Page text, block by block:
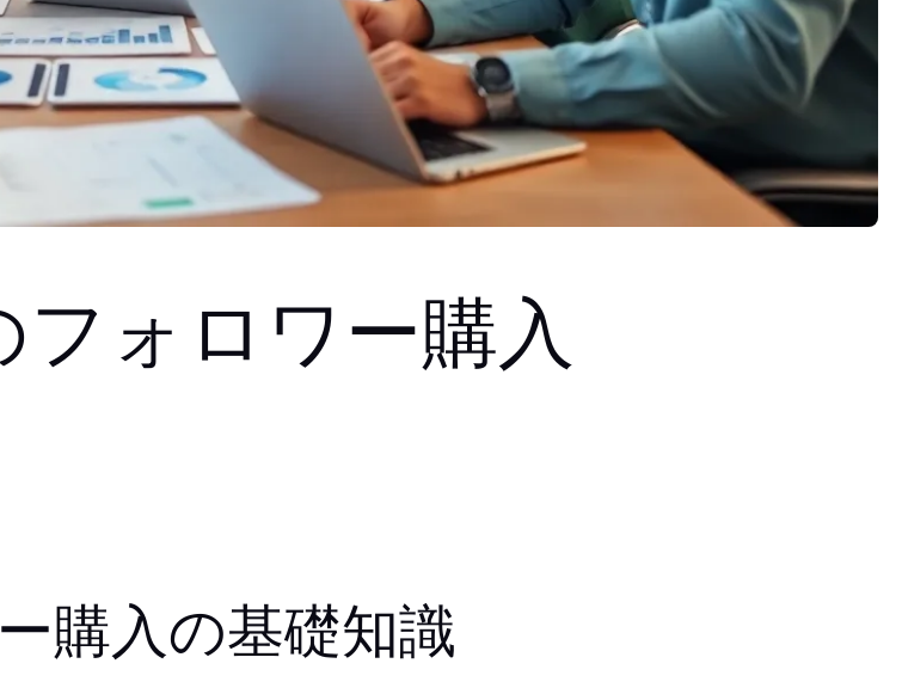
ォロワー購入
購入の基礎知識